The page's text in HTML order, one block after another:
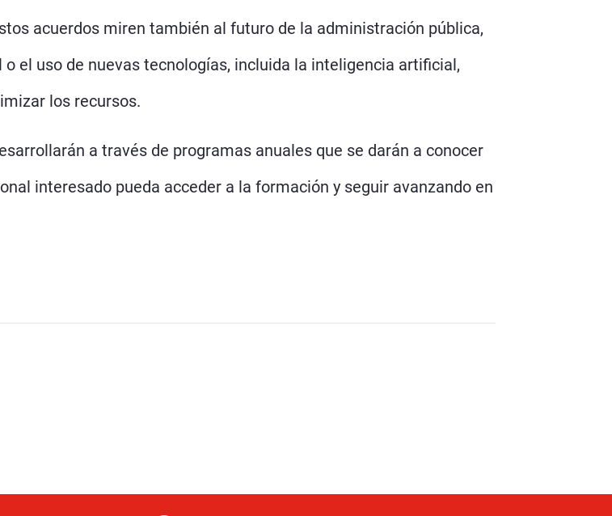
acuerdos miren también al futuro de la administración pública,
el uso de nuevas tecnologías, incluida la inteligencia artificial,
los recursos.
a través de programas anuales que se darán a conocer
interesado pueda acceder a la formación y seguir avanzando en